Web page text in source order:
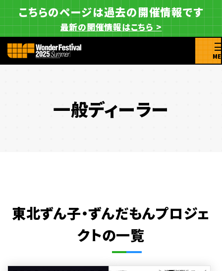
こちらのページは過去の開催情報です
最新の開催情報はこちら >
一般ディーラー
東北ずん子・ずんだもんプロジェ
クトの一覧